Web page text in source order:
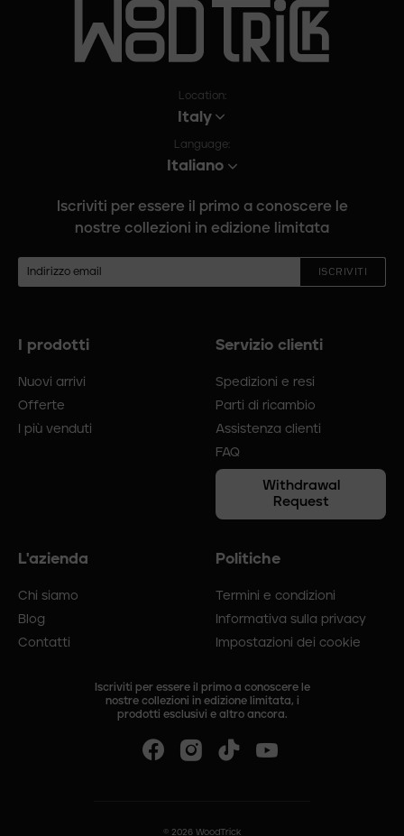
Location:
Italy
Language:
Italiano
Iscriviti per essere il primo a conoscere le
nostre collezioni in edizione limitata
ISCRIVITI
Menù
di
pagina
I prodotti
Nuovi arrivi
Offerte
I più venduti
Servizio clienti
Spedizioni e resi
Parti di ricambio
Assistenza clienti
FAQ
Withdrawal
Request
L'azienda
Chi siamo
Blog
Contatti
Politiche
Termini e condizioni
Informativa sulla privacy
Impostazioni dei cookie
Iscriviti per essere il primo a conoscere le
nostre collezioni in edizione limitata, i
prodotti esclusivi e altro ancora.
© 2026WoodTrick